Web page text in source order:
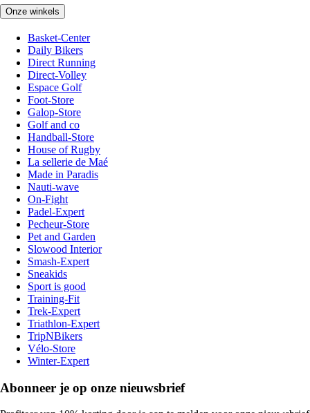
Onze winkels
Basket-Center
Daily Bikers
Direct Running
Direct-Volley
Espace Golf
Foot-Store
Galop-Store
Golf and co
Handball-Store
House of Rugby
La sellerie de Maé
Made in Paradis
Nauti-wave
On-Fight
Padel-Expert
Pecheur-Store
Pet and Garden
Slowood Interior
Smash-Expert
Sneakids
Sport is good
Training-Fit
Trek-Expert
Triathlon-Expert
TripNBikers
Vélo-Store
Winter-Expert
Abonneer je op onze nieuwsbrief